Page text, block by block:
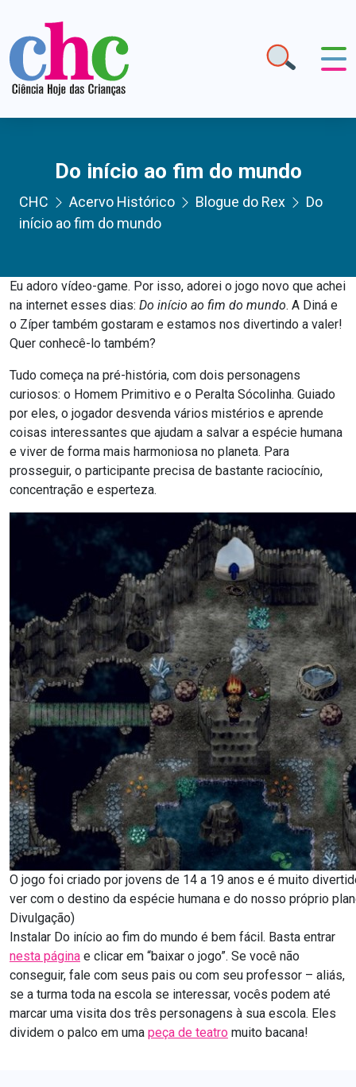
Do início ao fim do mundo
CHC Acervo Histórico Blogue do Rex
Do
início ao fim do mundo
Eu adoro vídeo-game. Por isso, adorei o jogo novo que achei
na internet esses dias: Do início ao fim do mundo. A Diná e
o Zíper também gostaram e estamos nos divertindo a valer!
Quer conhecê-lo também?
Tudo começa na pré-história, com dois personagens
curiosos: o Homem Primitivo e o Peralta Sócolinha. Guiado
por eles, o jogador desvenda vários mistérios e aprende
coisas interessantes que ajudam a salvar a espécie humana
e viver de forma mais harmoniosa no planeta. Para
prosseguir, o participante precisa de bastante raciocínio,
concentração e esperteza.
O jogo foi criado por jovens de 14 a 19 anos e é muito
ver com o destino da espécie humana e do nosso próprio
Divulgação)
Instalar Do início ao fim do mundo é bem fácil. Basta entrar
nesta página e clicar em “baixar o jogo”. Se você não
conseguir, fale com seus pais ou com seu professor – aliás,
se a turma toda na escola se interessar, vocês podem até
marcar uma visita dos três personagens à sua escola. Eles
dividem o palco em uma peça de teatro muito bacana!